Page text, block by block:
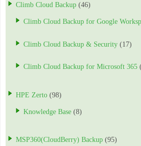
Climb Cloud Backup (46)
Climb Cloud Backup for Google
Climb Cloud Backup & Security (17)
Climb Cloud Backup for Microsoft 365
HPE Zerto (98)
Knowledge Base (8)
MSP360(CloudBerry) Backup (95)